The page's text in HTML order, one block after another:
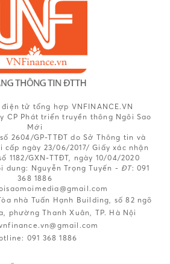
tử tổng hợp VNFINANCE.VN
CP Phát triển truyền thông Ngôi Sao
Mới
2604/GP-TTĐT do Sở Thông tin và
cấp ngày 23/06/2017/ Giấy xác nhận
1182/GXN-TTĐT, ngày 10/04/2020
dung: Nguyễn Trọng Tuyến - ĐT: 091
368 1886
nhà Tuấn Hạnh Building, số 82 ngõ
phường Thanh Xuân, TP. Hà Nội
091 368 1886